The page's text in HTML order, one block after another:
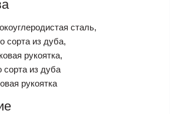
сталь,
сорта из дуба,
рукоятка,
сорта из дуба
рукоятка